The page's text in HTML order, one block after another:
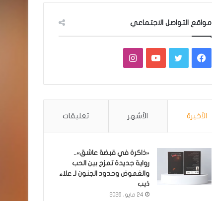
مواقع التواصل الاجتماعي
فيسبوكتويتر يوتيوبانستقرام
الأخيرة الأشهر تعليقات
«ذاكرة في قبضة عاشق»..
رواية جديدة تمزج بين الحب
والغموض وحدود الجنون لـ علاء
ذيب
24 مايو، 2026